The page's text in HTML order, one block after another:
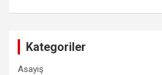
Kategoriler
Asayiş